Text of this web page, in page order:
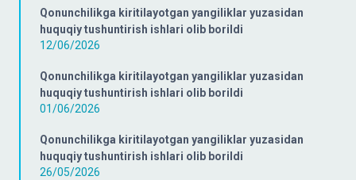
Qonunchilikga kiritilayotgan yangiliklar yuzasidan
huquqiy tushuntirish ishlari olib borildi
12/06/2026
Qonunchilikga kiritilayotgan yangiliklar yuzasidan
huquqiy tushuntirish ishlari olib borildi
01/06/2026
Qonunchilikga kiritilayotgan yangiliklar yuzasidan
huquqiy tushuntirish ishlari olib borildi
26/05/2026